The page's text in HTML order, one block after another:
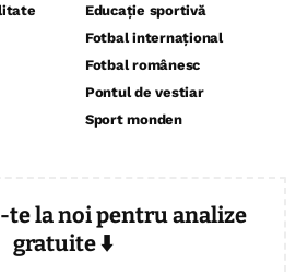
Educație sportivă
Fotbal internațional
Fotbal românesc
Pontul de vestiar
Sport monden
te la noi pentru analize
gratuite ⬇️